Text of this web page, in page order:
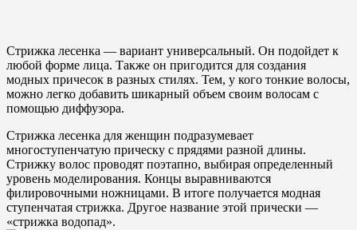
Стрижка лесенка — вариант универсальный. Он подойдет к
любой форме лица. Также он пригодится для создания
модных причесок в разных стилях. Тем, у кого тонкие волосы,
можно легко добавить шикарный объем своим волосам с
помощью диффузора.
Стрижка лесенка для женщин подразумевает
многоступенчатую прическу с прядями разной длины.
Стрижку волос проводят поэтапно, выбирая определенный
уровень моделирования. Концы выравниваются
филировочными ножницами. В итоге получается модная
ступенчатая стрижка. Другое название этой прически —
«стрижка водопад».